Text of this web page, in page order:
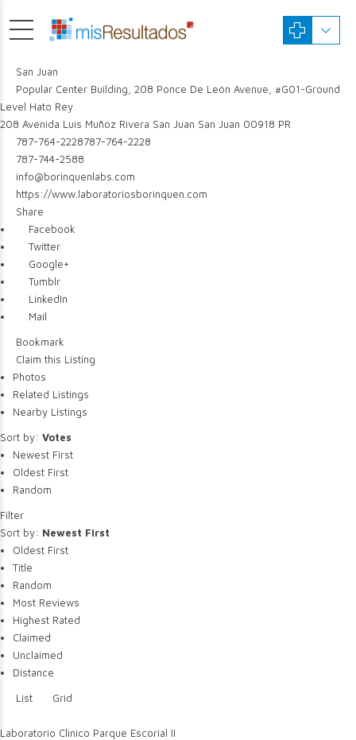
San Juan
Popular Center Building, 208 Ponce De León Avenue, #G01-Ground
Level Hato Rey
208 Avenida Luis Muñoz Rivera San Juan San Juan 00918 PR
787-764-2228787-764-2228
787-744-2588
info@borinquenlabs.com
https://www.laboratoriosborinquen.com
Share
Facebook
Twitter
Google+
Tumblr
LinkedIn
Mail
Bookmark
Claim this Listing
Photos
Related Listings
Nearby Listings
Sort by: Votes
Newest First
Oldest First
Random
Filter
Sort by: Newest First
Oldest First
Title
Random
Most Reviews
Highest Rated
Claimed
Unclaimed
Distance
List
Grid
Laboratorio Clinico Parque Escorial II